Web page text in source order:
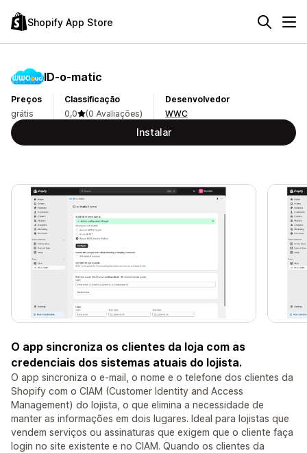
Shopify App Store
ID‑o‑matic
Preços
grátis
Classificação
0,0
(0 Avaliações)
Desenvolvedor
WWC
Instalar
O app sincroniza os clientes da loja com as
credenciais dos sistemas atuais do lojista.
O app sincroniza o e-mail, o nome e o telefone dos clientes da
Shopify com o CIAM (Customer Identity and Access
Management) do lojista, o que elimina a necessidade de
manter as informações em dois lugares. Ideal para lojistas que
vendem serviços ou assinaturas que exigem que o cliente faça
login no site existente e no CIAM. Quando os clientes da